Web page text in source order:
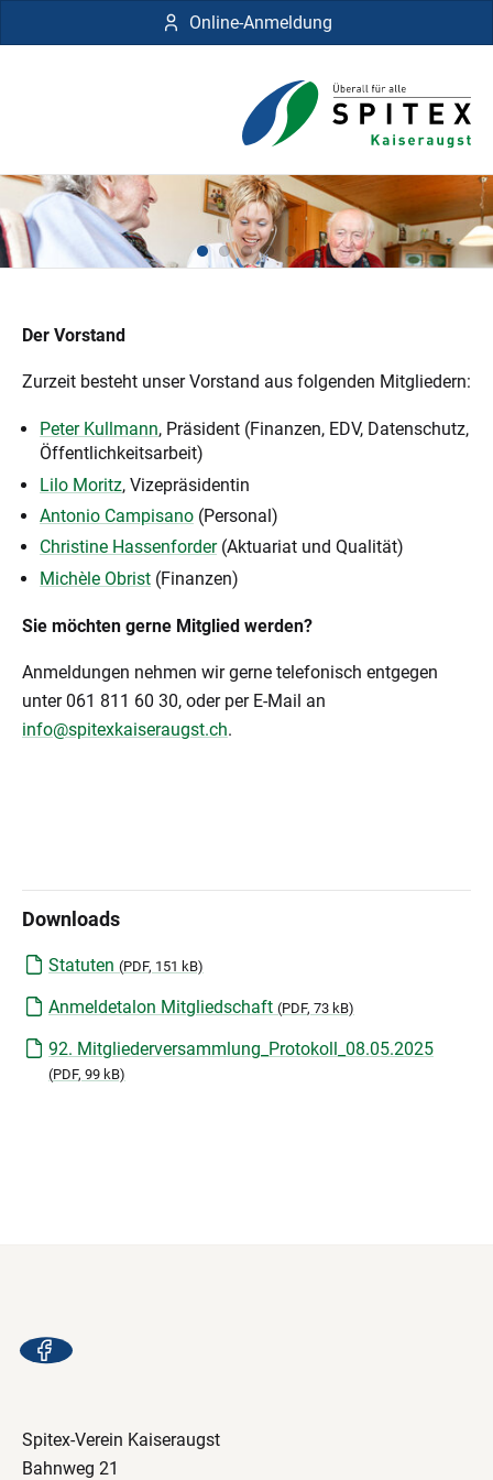
Online-Anmeldung
Der Vorstand
Zurzeit besteht unser Vorstand aus folgenden Mitgliedern:
Peter Kullmann, Präsident (Finanzen, EDV, Datenschutz,
Öffentlichkeitsarbeit)
Lilo Moritz, Vizepräsidentin
Antonio Campisano (Personal)
Christine Hassenforder(Aktuariat und Qualität)
Michèle Obrist (Finanzen)
Sie möchten gerne Mitglied werden?
Anmeldungen nehmen wir gerne telefonisch entgegen
unter 061 811 60 30, oder per E-Mail an
info@spitexkaiseraugst.ch.
Downloads
Statuten (PDF, 151 kB)
Anmeldetalon Mitgliedschaft (PDF, 73 kB)
92. Mitgliederversammlung_Protokoll_08.05.2025
(PDF, 99 kB)
Spitex-Verein Kaiseraugst
Bahnweg 21